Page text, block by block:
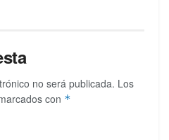
no será publicada. Los
con *